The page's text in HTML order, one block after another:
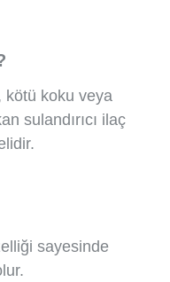
kötü koku veya
sulandırıcı ilaç
sayesinde